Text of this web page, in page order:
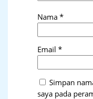
Nama*
Email*
Simpan
saya pada